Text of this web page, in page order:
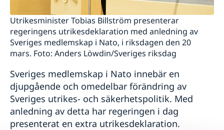
Utrikesminister Tobias Billström presenterar
regeringens utrikesdeklaration med anledning av
Sveriges medlemskap i Nato, i riksdagen den 20
mars. Foto: Anders Löwdin/Sveriges riksdag
Sveriges medlemskap i Nato innebär en
djupgående och omedelbar förändring av
Sveriges utrikes- och säkerhetspolitik. Med
anledning av detta har regeringen i dag
presenterat en extra utrikesdeklaration.